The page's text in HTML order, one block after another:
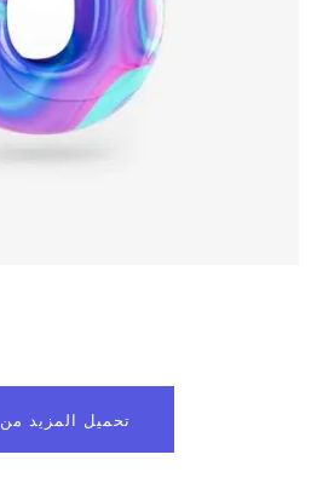
تحميل المزيد من